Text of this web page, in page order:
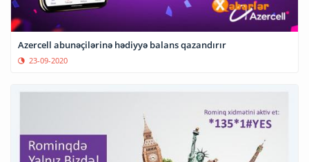
Azercell abunəçilərinə hədiyyə balans qazandırır
23-09-2020